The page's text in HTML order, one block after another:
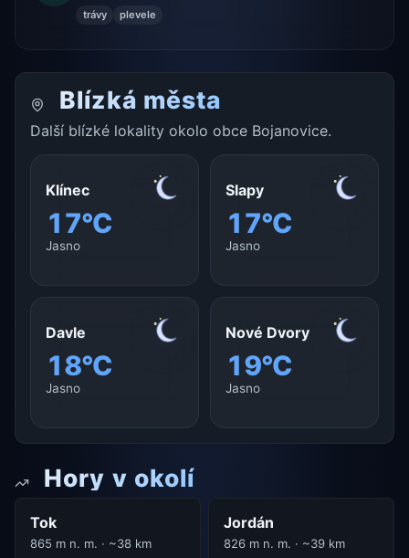
trávy plevele
Blízká města
Další blízké lokality okolo obce Bojanovice.
Klínec
17°C
Jasno
Slapy
17°C
Jasno
Davle
18°C
Jasno
Nové Dvory
19°C
Jasno
Hory v okolí
Tok
865 m n. m. · ~38 km
Jordán
826 m n. m. · ~39 km